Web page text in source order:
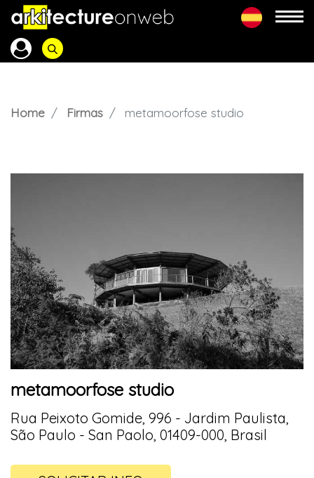
Home Firmas metamoorfose studio
metamoorfose studio
Rua Peixoto Gomide, 996 - Jardim Paulista,
São Paulo - San Paolo, 01409-000, Brasil